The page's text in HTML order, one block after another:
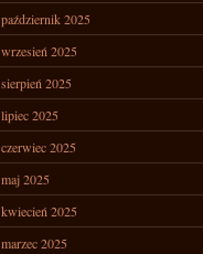
październik 2025
wrzesień 2025
sierpień 2025
lipiec 2025
czerwiec 2025
maj 2025
kwiecień 2025
marzec 2025